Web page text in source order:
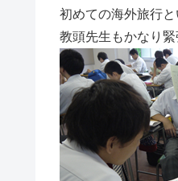
初めての海外旅行
教頭先生もかなり緊